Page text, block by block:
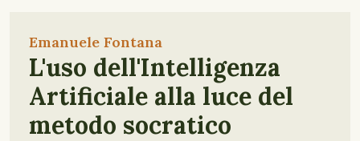
Emanuele Fontana
L'uso dell'Intelligenza
Artificiale alla luce del
metodo socratico